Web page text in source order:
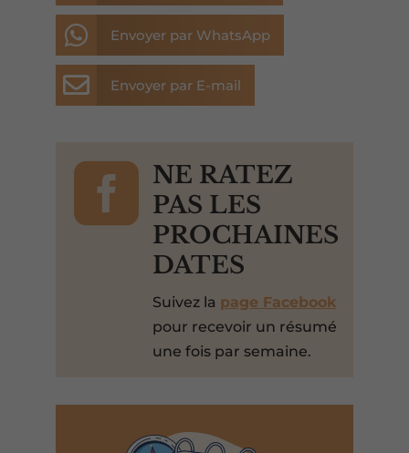
 Envoyer par WhatsApp
 Envoyer par E-mail

NE RATEZ
PAS LES
PROCHAINES
DATES
Suivez la page Facebook
pour recevoir un résumé
une fois par semaine.